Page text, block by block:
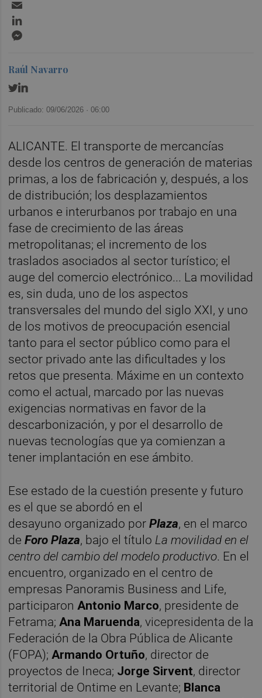
Raúl Navarro
Publicado: 09/06/2026 ·06:00
ALICANTE. El transporte de mercancías
desde los centros de generación de materias
primas, a los de fabricación y, después, a los
de distribución; los desplazamientos
urbanos e interurbanos por trabajo en una
fase de crecimiento de las áreas
metropolitanas; el incremento de los
traslados asociados al sector turístico; el
auge del comercio electrónico... La movilidad
es, sin duda, uno de los aspectos
transversales del mundo del siglo XXI, y uno
de los motivos de preocupación esencial
tanto para el sector público como para el
sector privado ante las dificultades y los
retos que presenta. Máxime en un contexto
como el actual, marcado por las nuevas
exigencias normativas en favor de la
descarbonización, y por el desarrollo de
nuevas tecnologías que ya comienzan a
tener implantación en ese ámbito.
Ese estado de la cuestión presente y futuro
es el que se abordó en el
desayuno organizado porPlaza, en el marco
de Foro Plaza, bajo el título La movilidad en el
centro del cambio del modelo productivo. En el
encuentro, organizado en el centro de
empresas Panoramis Business and Life,
participaronAntonio Marco, presidente de
Fetrama;Ana Maruenda, vicepresidenta de la
Federación de la Obra Pública de Alicante
(FOPA);Armando Ortuño, director de
proyectos de Ineca; Jorge Sirvent, director
territorial de Ontime en Levante; Blanca